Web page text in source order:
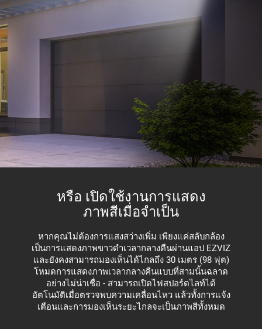
หากคุณไม่ต้องการแสงสว่างเพิ่ม เพียงแค่สลับกล้อง
เป็นการแสดงภาพขาวดำเวลากลางคืนผ่านแอป EZVIZ
และยังคงสามารถมองเห็นได้ไกลถึง 30 เมตร (98 ฟุต)
โหมดการแสดงภาพเวลากลางคืนแบบที่สามนั้นฉลาด
อย่างไม่น่าเชื่อ - สามารถเปิดไฟสปอร์ตไลท์ได้
อัตโนมัติเมื่อตรวจพบความเคลื่อนไหว แล้วทั้งการแจ้ง
เตือนและการมองเห็นระยะไกลจะเป็นภาพสีทั้งหมด
หรือ เปิดใช้งานการแสดง
ภาพสีเมื่อจำเป็น